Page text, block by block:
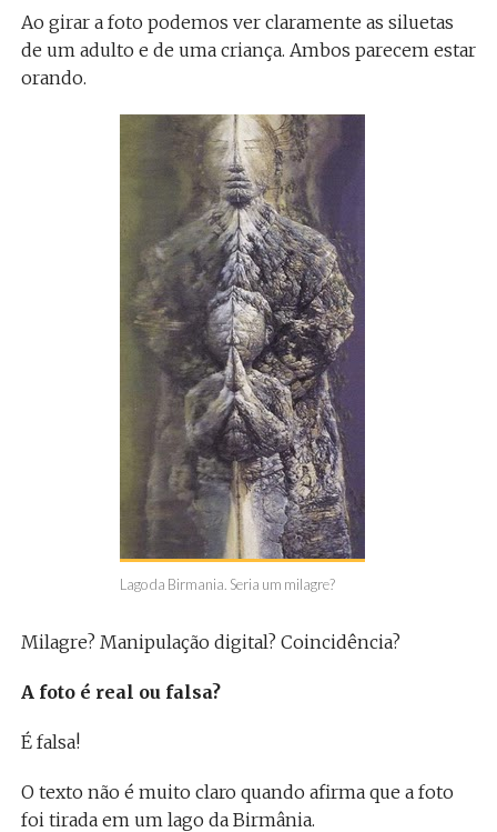
Ao girar a foto podemos ver claramente as siluetas
de um adulto e de uma criança. Ambos parecem estar
orando.
Lago da Birmania. Seria um milagre?
Milagre? Manipulação digital? Coincidência?
A foto é real ou falsa?
É falsa!
O texto não é muito claro quando afirma que a foto
foi tirada em um lago da Birmânia.